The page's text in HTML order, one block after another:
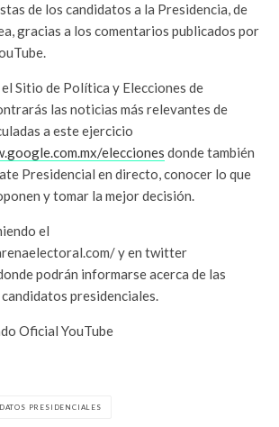
de los candidatos a la Presidencia, de
gracias a los comentarios publicados por
Sitio de Política y Elecciones de
las noticias más relevantes de
a este ejercicio
elecciones donde también
Presidencial en directo, conocer lo que
y tomar la mejor decisión.
el
y en twitter
podrán informarse acerca de las
presidenciales.
Oficial YouTube
PRESIDENCIALES